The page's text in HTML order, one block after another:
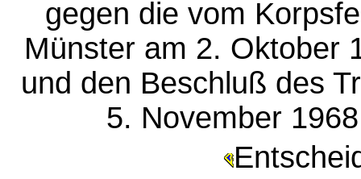
gegen die vom
Münster am 2. Oktober
und den Beschluß des
5. November